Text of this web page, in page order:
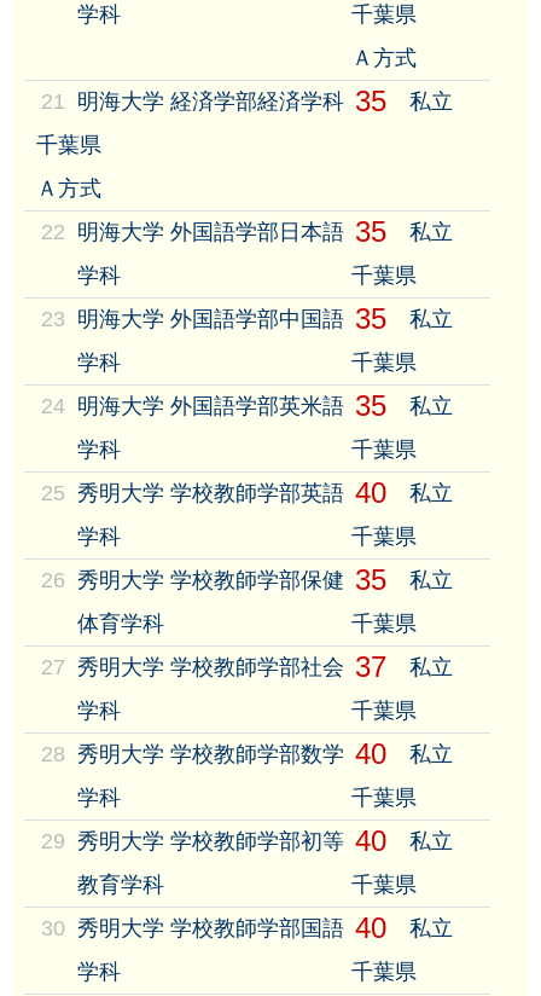
学科
千葉県
Ａ方式
21
明海大学 経済学部経済学科 35
私立
千葉県
Ａ方式
22 明海大学 外国語学部日本語
学科
35
私立
千葉県
23 明海大学 外国語学部中国語
学科
35
私立
千葉県
24 明海大学 外国語学部英米語
学科
35
私立
千葉県
25 秀明大学 学校教師学部英語
学科
40
私立
千葉県
26 秀明大学 学校教師学部保健
体育学科
35
私立
千葉県
27 秀明大学 学校教師学部社会
学科
37
私立
千葉県
28 秀明大学 学校教師学部数学
学科
40
私立
千葉県
29 秀明大学 学校教師学部初等
教育学科
40
私立
千葉県
30 秀明大学 学校教師学部国語
学科
40
私立
千葉県